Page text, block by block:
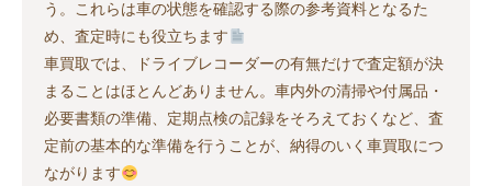
う。これらは車の状態を確認する際の参考資料となるた
め、査定時にも役立ちます
車買取では、ドライブレコーダーの有無だけで査定額が決
まることはほとんどありません。車内外の清掃や付属品・
必要書類の準備、定期点検の記録をそろえておくなど、査
定前の基本的な準備を行うことが、納得のいく車買取につ
ながります